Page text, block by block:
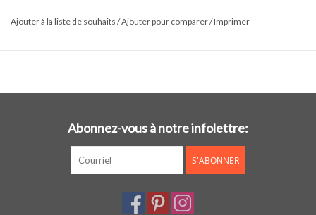
Ajouter à la liste de souhaits /Ajouter pour comparer/Imprimer
Abonnez-vous à notre infolettre:
S'ABONNER